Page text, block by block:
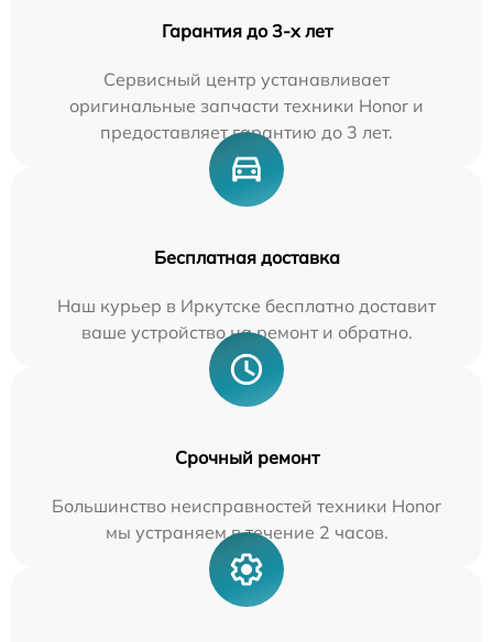
Гарантия до 3-х лет
Сервисный центр устанавливает
оригинальные запчасти техники Honor и
предоставляет гарантию до 3 лет.
Бесплатная доставка
Наш курьер в Иркутске бесплатно доставит
ваше устройство на ремонт и обратно.
Срочный ремонт
Большинство неисправностей техники Honor
мы устраняем в течение 2 часов.